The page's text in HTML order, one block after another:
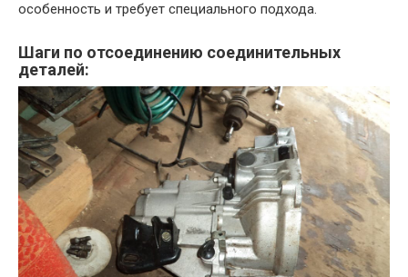
особенность и требует специального подхода.
Шаги по отсоединению соединительных
деталей: